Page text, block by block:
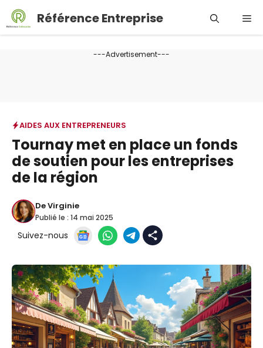
Aller
contenu
Référence Entreprise
---Advertisement---
AIDES AUX ENTREPRENEURS
Tournay met en place un fonds
de soutien pour les entreprises
de la région
DeVirginie
Publié le : 14 mai 2025
Suivez-nous